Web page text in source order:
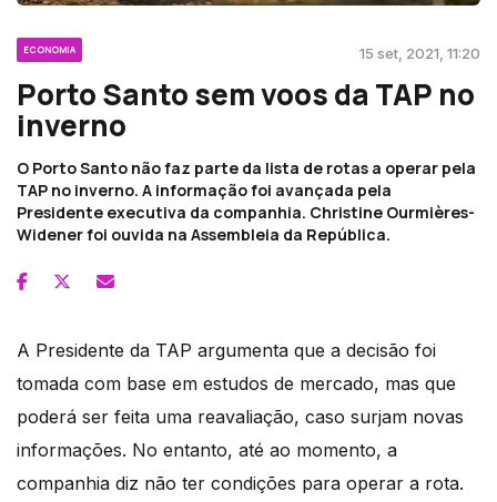
ECONOMIA 15 set, 2021, 11:20
Porto Santo sem voos da TAP no
inverno
O Porto Santo não faz parte da lista de rotas a operar pela
TAP no inverno. A informação foi avançada pela
Presidente executiva da companhia. Christine Ourmières-
Widener foi ouvida na Assembleia da República.
A Presidente da TAP argumenta que a decisão foi
tomada com base em estudos de mercado, mas que
poderá ser feita uma reavaliação, caso surjam novas
informações. No entanto, até ao momento, a
companhia diz não ter condições para operar a rota.